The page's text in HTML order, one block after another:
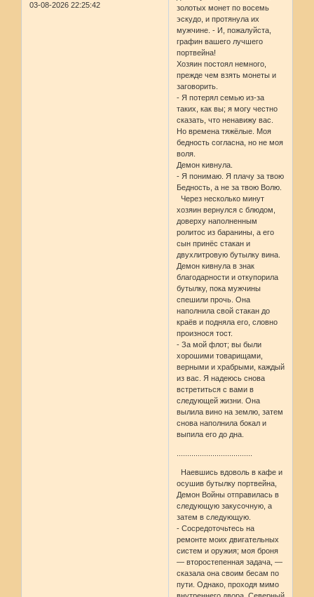
03-08-2026 22:25:42
золотых монет по восемь
эскудо, и протянула их
мужчине. - И, пожалуйста,
графин вашего лучшего
портвейна!
Хозяин постоял немного,
прежде чем взять монеты и
заговорить.
- Я потерял семью из-за
таких, как вы; я могу честно
сказать, что ненавижу вас.
Но времена тяжёлые. Моя
бедность согласна, но не моя
воля.
Демон кивнула.
- Я понимаю. Я плачу за твою
Бедность, а не за твою Волю.
Через несколько минут
хозяин вернулся с блюдом,
доверху наполненным
ролитос из баранины, а его
сын принёс стакан и
двухлитровую бутылку вина.
Демон кивнула в знак
благодарности и откупорила
бутылку, пока мужчины
спешили прочь. Она
наполнила свой стакан до
краёв и подняла его, словно
произнося тост.
- За мой флот; вы были
хорошими товарищами,
верными и храбрыми, каждый
из вас. Я надеюсь снова
встретиться с вами в
следующей жизни. Она
вылила вино на землю, затем
снова наполнила бокал и
выпила его до дна.
Наевшись вдоволь в кафе и
осушив бутылку портвейна,
Демон Войны отправилась в
следующую закусочную, а
затем в следующую.
- Сосредоточьтесь на
ремонте моих двигательных
систем и оружия; моя броня
— второстепенная задача, —
сказала она своим бесам по
пути. Однако, проходя мимо